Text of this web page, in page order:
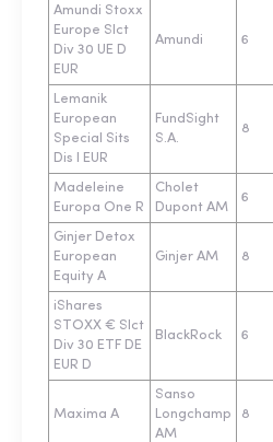
Amundi Stoxx
Europe Slct
Div 30 UE D
EUR
Amundi 6
Lemanik
European
Special Sits
Dis I EUR
FundSight
S.A.
8
Madeleine
Europa One R
Cholet
Dupont AM
6
Ginjer Detox
European
Equity A
Ginjer AM 8
iShares
STOXX € Slct
Div 30 ETF DE
EUR D
BlackRock 6
Maxima A
Sanso
Longchamp
AM
8